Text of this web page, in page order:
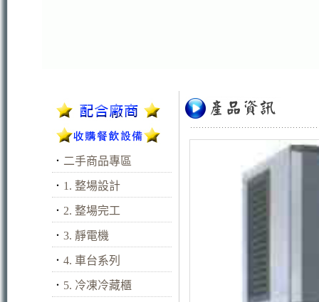
． 二手商品專區
． 1. 整場設計
． 2. 整場完工
． 3. 靜電機
． 4. 車台系列
． 5. 冷凍冷藏櫃